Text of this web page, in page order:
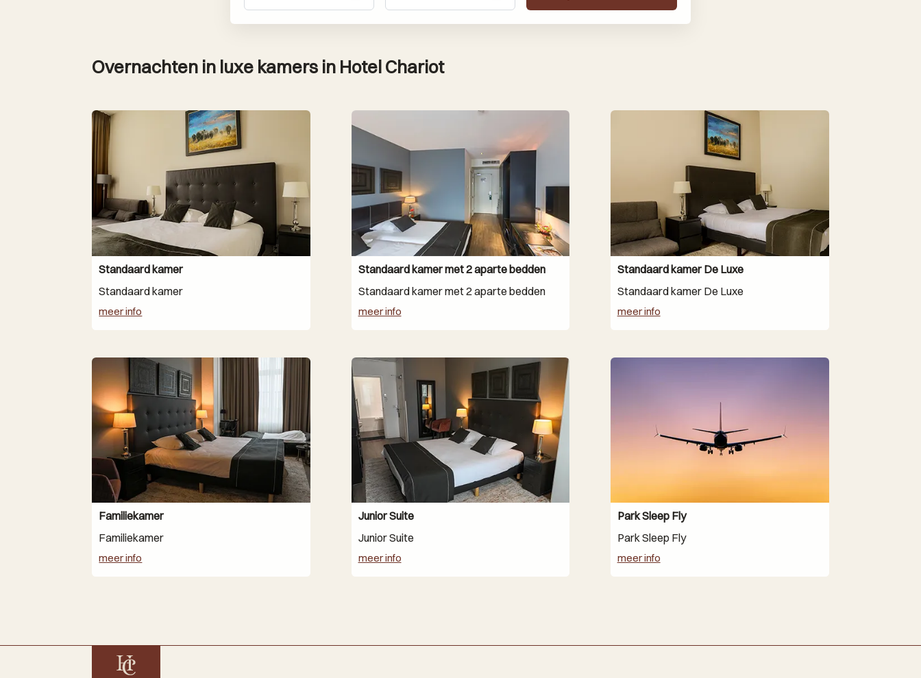
Overnachten in luxe kamers in Hotel Chariot
Standaard kamer
Standaard kamer
meer info
Standaard kamer met 2 aparte bedden
Standaard kamer met 2 aparte bedden
meer info
Standaard kamer De Luxe
Standaard kamer De Luxe
meer info
Familiekamer
Familiekamer
meer info
Junior Suite
Junior Suite
meer info
Park Sleep Fly
Park Sleep Fly
meer info